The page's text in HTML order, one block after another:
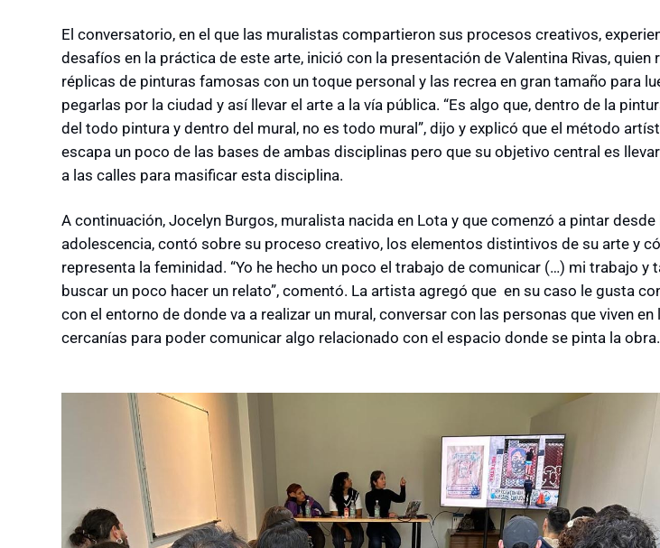
El conversatorio, en el que las muralistas compartieron sus procesos creativos,
desafíos en la práctica de este arte, inició con la presentación de Valentina Rivas, quien
réplicas de pinturas famosas con un toque personal y las recrea en gran tamaño para
pegarlas por la ciudad y así llevar el arte a la vía pública. “Es algo que, dentro de la
del todo pintura y dentro del mural, no es todo mural”, dijo y explicó que el método
escapa un poco de las bases de ambas disciplinas pero que su objetivo central es
a las calles para masificar esta disciplina.
A continuación, Jocelyn Burgos, muralista nacida en Lota y que comenzó a pintar desde
adolescencia, contó sobre su proceso creativo, los elementos distintivos de su arte y
representa la feminidad. “Yo he hecho un poco el trabajo de comunicar (…) mi trabajo y
buscar un poco hacer un relato”, comentó. La artista agregó que en su caso le gusta
con el entorno de donde va a realizar un mural, conversar con las personas que viven en
cercanías para poder comunicar algo relacionado con el espacio donde se pinta la obra.